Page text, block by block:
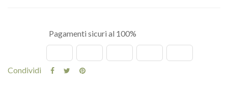
Pagamenti sicuri al 100%
Condividi